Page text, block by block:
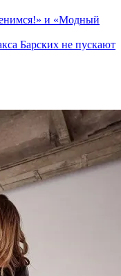
и «Модный
Барских не пускают